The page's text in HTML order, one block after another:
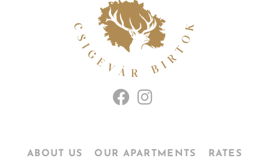
ABOUT US OUR APARTMENTS RATES